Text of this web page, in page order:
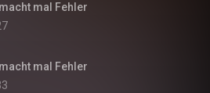
mal Fehler
mal Fehler